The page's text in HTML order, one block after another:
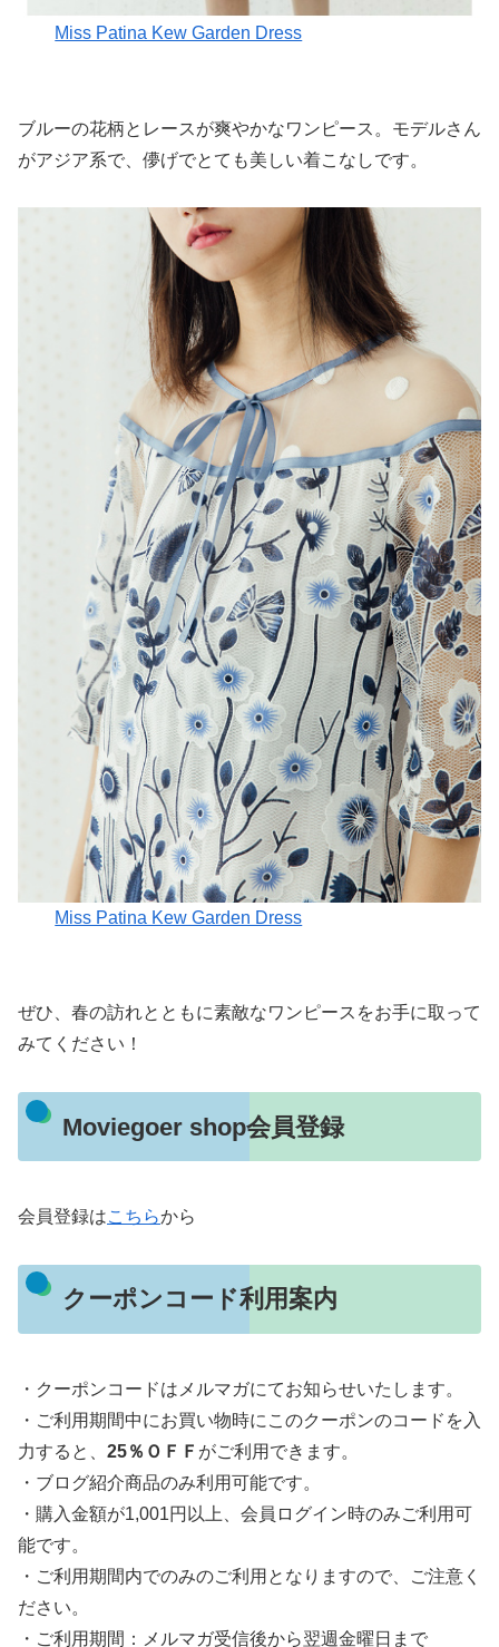
Miss Patina Kew Garden Dress
ブルーの花柄とレースが爽やかなワンピース。モデルさん
がアジア系で、儚げでとても美しい着こなしです。
Miss Patina Kew Garden Dress
ぜひ、春の訪れとともに素敵なワンピースをお手に取って
みてください！
Moviegoer shop会員登録
会員登録はこちらから
クーポンコード利用案内
・クーポンコードはメルマガにてお知らせいたします。
・ご利用期間中にお買い物時にこのクーポンのコードを入
力すると、 25％ＯＦＦ がご利用できます。
・ブログ紹介商品のみ利用可能です。
・購入金額が1,001円以上、会員ログイン時のみご利用可
能です。
・ご利用期間内でのみのご利用となりますので、ご注意く
ださい。
・ご利用期間：メルマガ受信後から翌週金曜日まで